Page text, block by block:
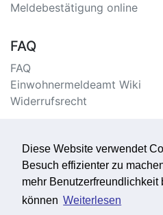
Diese Website verwendet
Besuch effizienter zu
mehr Benutzerfreundlichkeit
können Weiterlesen
Meldebestätigung online
FAQ
FAQ
Einwohnermeldeamt Wiki
Widerrufsrecht
Impressum/Kontakt
Datenschutzerklärung
Seitenverzeichnis